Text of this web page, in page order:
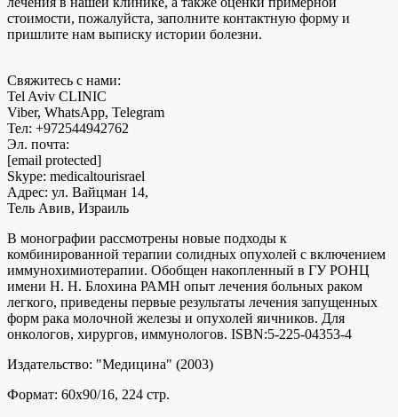
стоимости, пожалуйста, заполните контактную форму и
пришлите нам выписку истории болезни.
Свяжитесь с нами:
Tel Aviv CLINIC
Viber, WhatsApp, Telegram
Тел: +972544942762
Эл. почта:
[email protected]
Skype: medicaltourisrael
Адрес: ул. Вайцман 14,
Тель Авив, Израиль
В монографии рассмотрены новые подходы к
комбинированной терапии солидных опухолей с включением
иммунохимиотерапии. Обобщен накопленный в ГУ РОНЦ
имени Н. Н. Блохина РАМН опыт лечения больных раком
легкого, приведены первые результаты лечения запущенных
форм рака молочной железы и опухолей яичников. Для
онкологов, хирургов, иммунологов. ISBN:5-225-04353-4
Издательство: "Медицина" (2003)
Формат: 60x90/16, 224 стр.